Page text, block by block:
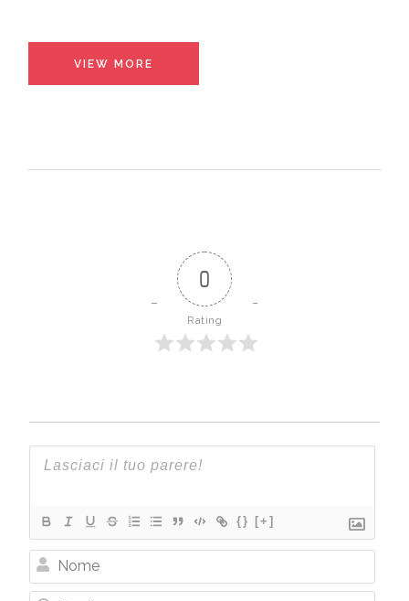
VIEW MORE
0
Rating
{} [+]
Nome